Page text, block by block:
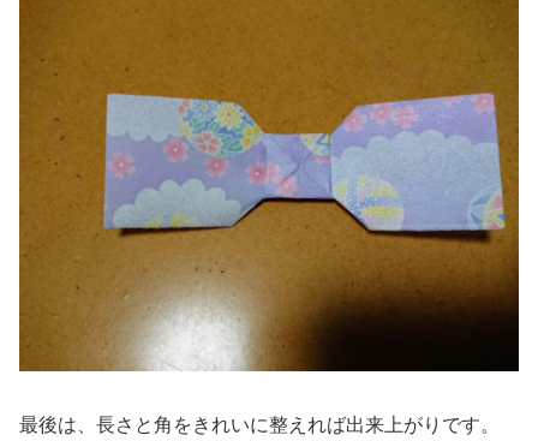
最後は、長さと角をきれいに整えれば出来上がりです。